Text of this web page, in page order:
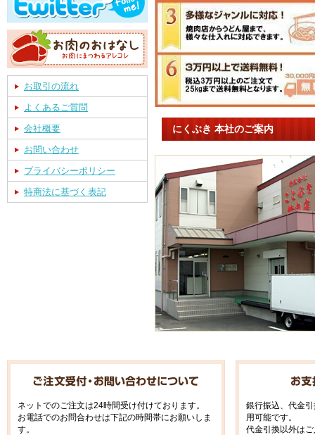
お取引の流れ
よくあるご質問
会社概要
お問い合わせ
プライバシーポリシー
特商法に基づく表記
にくぶき 本社のご案内
ネットでのご注文は24時間受け付けております。
お電話でのお問合わせは下記の時間帯にお願いしま
す。
銀行振込、代金
用可能です。
代金引換以外は